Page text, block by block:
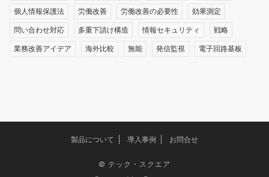
個人情報保護法 労働改善 労働改善の必要性 効果測定
問い合わせ対応 多重下請け構造 情報セキュリティ 戦略
業務改善アイデア 海外比較 無能 発信監視 電子回路基板
製品について 導入事例 お問合せ
© テック・スクエア